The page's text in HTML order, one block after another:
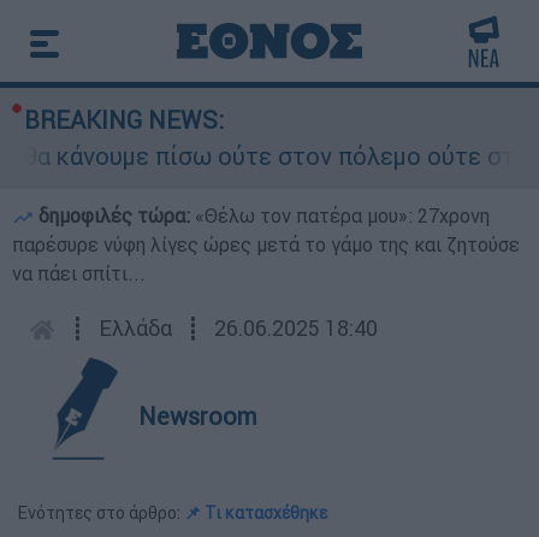
BREAKING NEWS:
κάνουμε πίσω ούτε στον πόλεμο ούτε στις
δημοφιλές τώρα: «Θέλω τον πατέρα μου»: 27χρονη
παρέσυρε νύφη λίγες ώρες μετά το γάμο της και ζητούσε
να πάει σπίτι...
┋ Ελλάδα ┋ 26.06.2025 18:40
Newsroom
Ενότητες στο άρθρο: 📌 Τι κατασχέθηκε